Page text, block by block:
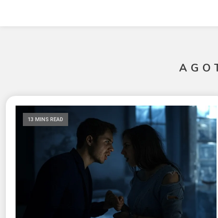
13 MINS READ